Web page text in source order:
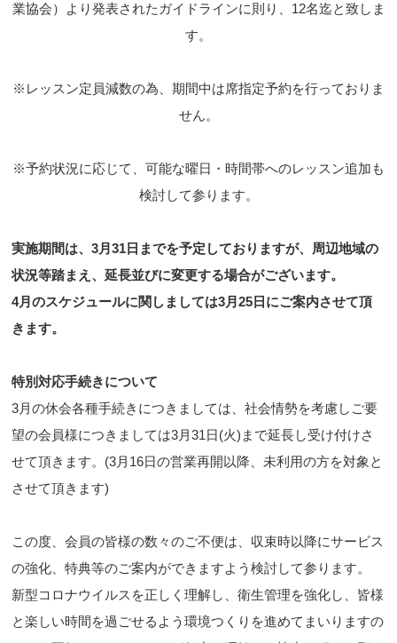
業協会）より発表されたガイドラインに則り、12名迄と致しま
す。
※レッスン定員減数の為、期間中は席指定予約を行っておりま
せん。
※予約状況に応じて、可能な曜日・時間帯へのレッスン追加も
検討して参ります。
実施期間は、3月31日までを予定しておりますが、周辺地域の
状況等踏まえ、延長並びに変更する場合がございます。
4月のスケジュールに関しましては3月25日にご案内させて頂
きます。
特別対応手続きについて
3月の休会各種手続きにつきましては、社会情勢を考慮しご要
望の会員様につきましては3月31日(火)まで延長し受け付けさ
せて頂きます。(3月16日の営業再開以降、未利用の方を対象と
させて頂きます)
この度、会員の皆様の数々のご不便は、収束時以降にサービス
の強化、特典等のご案内ができますよう検討して参ります。
新型コロナウイルスを正しく理解し、衛生管理を強化し、皆様
と楽しい時間を過ごせるよう環境つくりを進めてまいりますの